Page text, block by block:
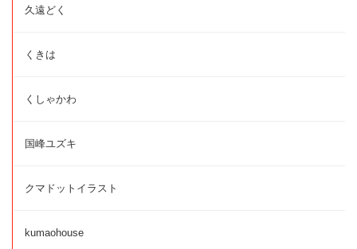
久遠どく
くきは
くしゃかわ
国峰ユズキ
クマドットイラスト
kumaohouse